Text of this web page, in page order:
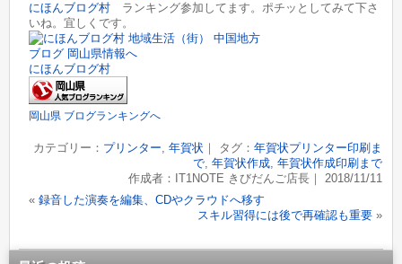
にほんブログ村 ランキング参加してます。ポチッとしてみて下さ
いね。宜しくです。
にほんブログ村
岡山県 ブログランキングへ
カテゴリー： プリンター, 年賀状 ｜ タグ： 年賀状プリンター印刷ま
で, 年賀状作成, 年賀状作成印刷まで
作成者：IT1NOTE きびだんご店長｜ 2018/11/11
«録音した演奏を編集、CDやクラウドへ移す
スキル習得には後で再確認も重要»